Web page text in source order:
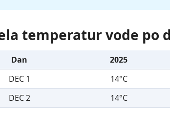
temperatur vode po
Dan 2025
DEC 1
14°C
DEC 2
14°C